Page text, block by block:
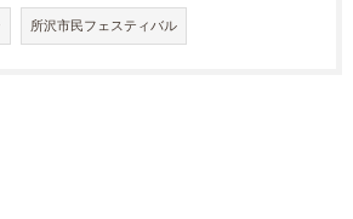
所沢市民フェスティバル